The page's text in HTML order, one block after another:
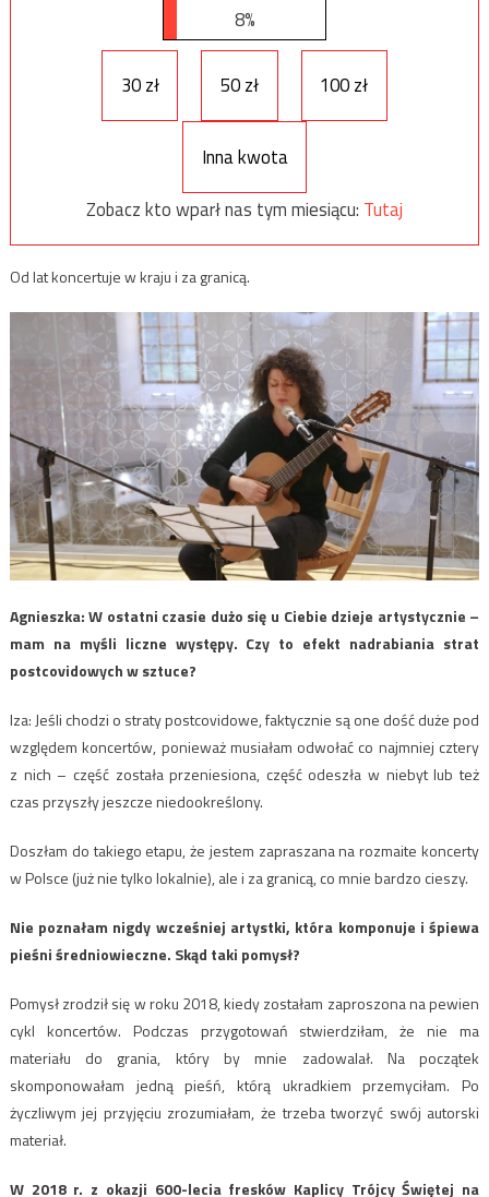
8%
30 zł 50 zł 100 zł
Inna kwota
Zobacz kto wparł nas tym miesiącu: Tutaj
Od lat koncertuje w kraju i za granicą.
Agnieszka: W ostatni czasie dużo się u Ciebie dzieje artystycznie –
mam na myśli liczne występy. Czy to efekt nadrabiania strat
postcovidowych w sztuce?
Iza: Jeśli chodzi o straty postcovidowe, faktycznie są one dość duże pod
względem koncertów, ponieważ musiałam odwołać co najmniej cztery
z nich – część została przeniesiona, część odeszła w niebyt lub też
czas przyszły jeszcze niedookreślony.
Doszłam do takiego etapu, że jestem zapraszana na rozmaite koncerty
w Polsce (już nie tylko lokalnie), ale i za granicą, co mnie bardzo cieszy.
Nie poznałam nigdy wcześniej artystki, która komponuje i śpiewa
pieśni średniowieczne. Skąd taki pomysł?
Pomysł zrodził się w roku 2018, kiedy zostałam zaproszona na pewien
cykl koncertów. Podczas przygotowań stwierdziłam, że nie ma
materiału do grania, który by mnie zadowalał. Na początek
skomponowałam jedną pieśń, którą ukradkiem przemyciłam. Po
życzliwym jej przyjęciu zrozumiałam, że trzeba tworzyć swój autorski
materiał.
W 2018 r. z okazji 600-lecia fresków Kaplicy Trójcy Świętej na